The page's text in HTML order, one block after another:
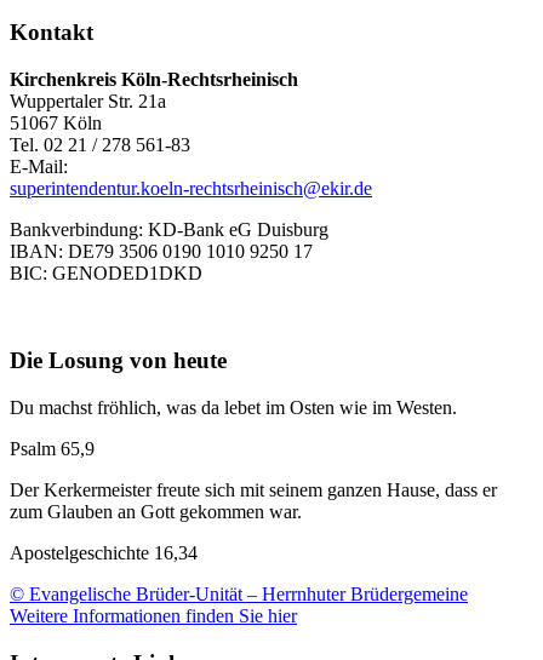
Kontakt
Kirchenkreis Köln-Rechtsrheinisch
Wuppertaler Str. 21a
51067 Köln
Tel. 02 21 / 278 561-83
E-Mail:
superintendentur.koeln-rechtsrheinisch@ekir.de
Bankverbindung: KD-Bank eG Duisburg
IBAN: DE79 3506 0190 1010 9250 17
BIC: GENODED1DKD
Die Losung von heute
Du machst fröhlich, was da lebet im Osten wie im Westen.
Psalm 65,9
Der Kerkermeister freute sich mit seinem ganzen Hause, dass er
zum Glauben an Gott gekommen war.
Apostelgeschichte 16,34
© Evangelische Brüder-Unität – Herrnhuter Brüdergemeine
Weitere Informationen finden Sie hier